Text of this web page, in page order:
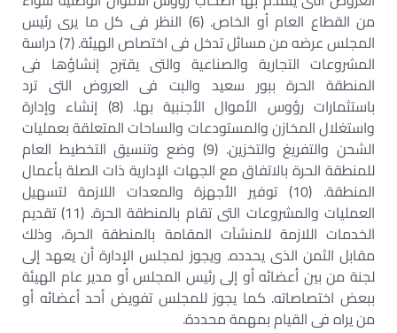
من القطاع العام أو الخاص. (6) النظر فى كل ما يرى رئيس
المجلس عرضه من مسائل تدخل فى اختصاص الهيئة. (7) دراسة
المشروعات التجارية والصناعية والتى يقترح إنشاؤها فى
المنطقة الحرة ببور سعيد والبت فى العروض التى ترد
باستثمارات رؤوس الأموال الأجنبية بها. (8) إنشاء وإدارة
واستغلال المخازن والمستودعات والساحات المتعلقة بعمليات
الشحن والتفريغ والتخزين. (9) وضع وتنسيق التخطيط العام
للمنطقة الحرة بالاتفاق مع الجهات الإدارية ذات الصلة بأعمال
المنطقة. (10) توفير الأجهزة والمعدات اللازمة لتسهيل
العمليات والمشروعات التى تقام بالمنطقة الحرة. (11) تقديم
الخدمات اللازمة للمنشآت المقامة بالمنطقة الحرة، وذلك
مقابل الثمن الذى يحدده. ويجوز لمجلس الإدارة أن يعهد إلى
لجنة من بين أعضائه أو إلى رئيس المجلس أو مدير عام الهيئة
ببعض اختصاصاته. كما يجوز للمجلس تفويض أحد أعضائه أو
من يراه فى القيام بمهمة محددة.